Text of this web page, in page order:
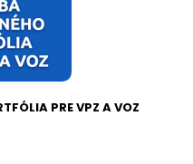
PRE VPZ A VOZ